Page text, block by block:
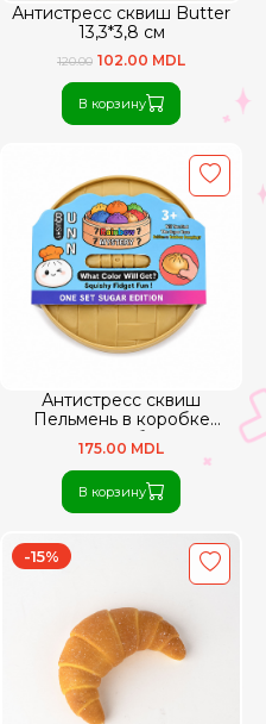
Антистресс сквиш Butter
13,3*3,8 см
120.00 102.00 MDL
В корзину
Антистресс сквиш
Пельмень в коробке
Mystery Color блестящий
большо (8,5 см)
175.00 MDL
В корзину
-15%